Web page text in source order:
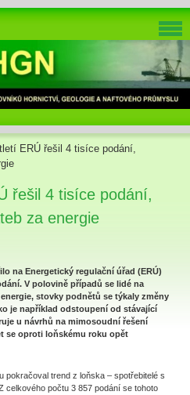
ERÚ řešil 4 tisíce podání,
řešil 4 tisíce podání,
za energie
na Energetický regulační úřad (ERÚ)
V polovině případů se lidé na
stovky podnětů se týkaly změny
je například odstoupení od stávající
u návrhů na mimosoudní řešení
se oproti loňskému roku opět
trend z loňska – spotřebitelé s
celkového počtu 3 857 podání se tohoto